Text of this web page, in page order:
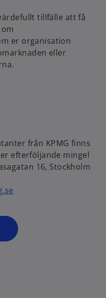
tillfälle att få
er organisation
eller
från KPMG finns
efterföljande mingel
16, Stockholm
o
p
e
s
n
n